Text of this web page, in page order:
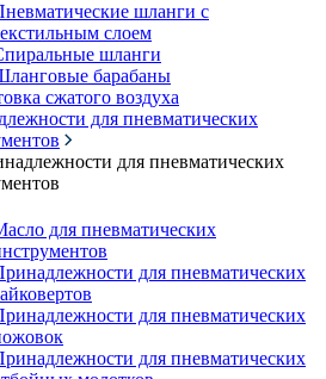
шланги с
слоем
шланги
барабаны
сжатого воздуха
для пневматических
для пневматических
для пневматических
для пневматических
для пневматических
для пневматических